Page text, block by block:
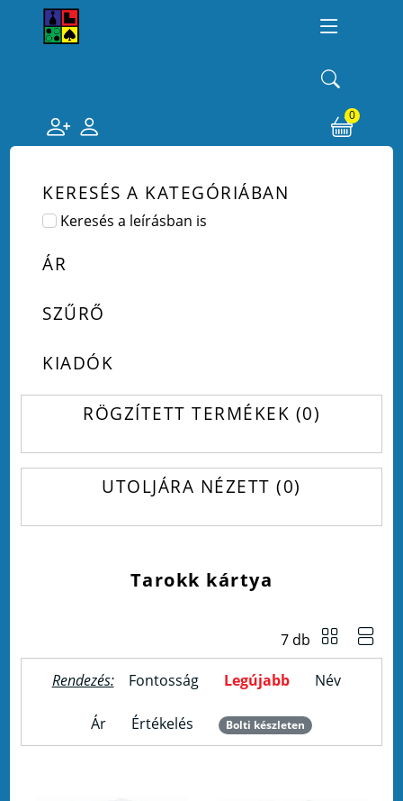
0
KERESÉS A KATEGÓRIÁBAN
Keresés a leírásban is
ÁR
SZŰRŐ
KIADÓK
RÖGZÍTETT TERMÉKEK 0
UTOLJÁRA NÉZETT 0
Tarokk kártya
7 db
Rendezés: Fontosság Legújabb Név
Ár Értékelés Bolti készleten